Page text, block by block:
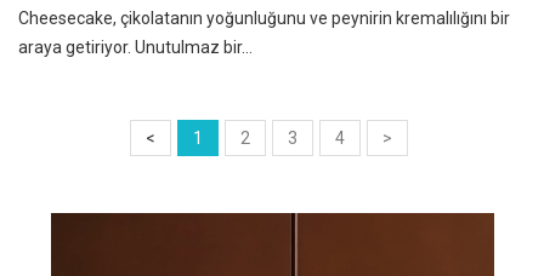
Cheesecake, çikolatanın yoğunluğunu ve peynirin kremalılığını bir
araya getiriyor. Unutulmaz bir...
< 1 2 3 4 >